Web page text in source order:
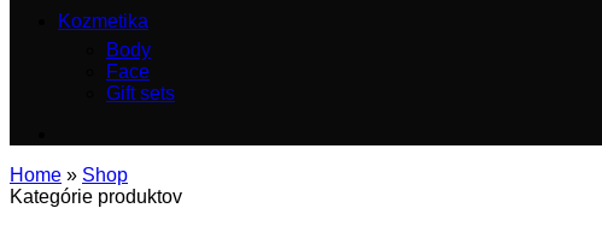
Kozmetika
Body
Face
Gift sets
Home » Shop
Kategórie produktov